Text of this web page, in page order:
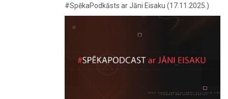
#SpēkaPodkāsts ar Jāni Eisaku (17.11.2025.)